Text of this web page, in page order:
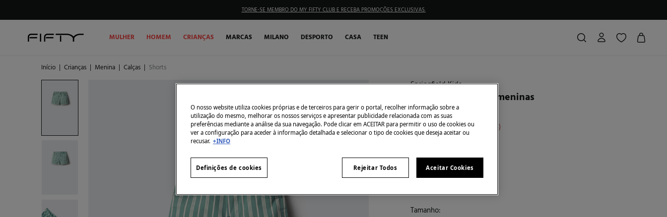
TORNE-SE MEMBRO DO MY FIFTY CLUB E RECEBA PROMOÇÕES EXCLUSIVAS.
MULHER HOMEM CRIANÇAS MARCAS MILANO DESPORTO CASA TEEN
Início | Crianças | Menina | Calças | Shorts
Springfield Kids
sarja de riscas para meninas
€ 5,99
€ 24,99Desconto€ 19,00
verde
Tamanho:
O nosso website utiliza cookies próprias e de terceiros para gerir o portal, recolher informação sobre a
utilização do mesmo, melhorar os nossos serviços e apresentar publicidade relacionada com as suas
preferências mediante a análise da sua navegação. Pode clicar em ACEITAR para permitir o uso de cookies ou
ver a configuração para aceder à informação detalhada e selecionar o tipo de cookies que deseja aceitar ou
recusar. +INFO
Rejeitar Todos Aceitar Cookies
Definições de cookies